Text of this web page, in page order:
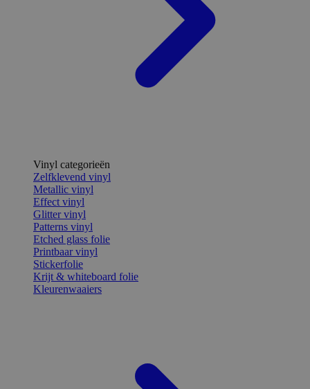
Vinyl categorieën
Zelfklevend vinyl
Metallic vinyl
Effect vinyl
Glitter vinyl
Patterns vinyl
Etched glass folie
Printbaar vinyl
Stickerfolie
Krijt & whiteboard folie
Kleurenwaaiers